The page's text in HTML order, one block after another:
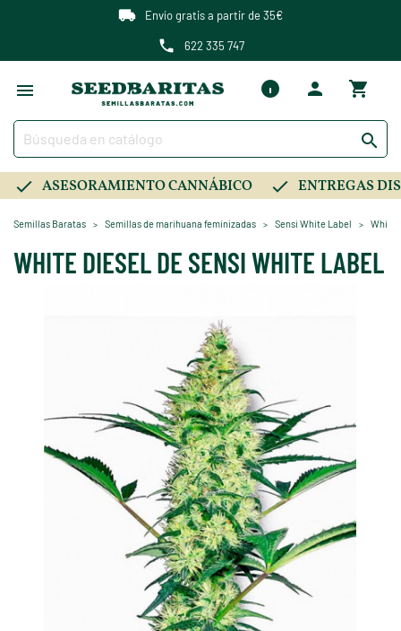
Envío gratis a partir de 35€
622 335 747

ASESORAMIENTO CANNÁBICO ENTREGAS
Semillas Baratas Semillas de marihuana feminizadas Sensi White Label White
WHITE DIESEL DE SENSI WHITE LABEL